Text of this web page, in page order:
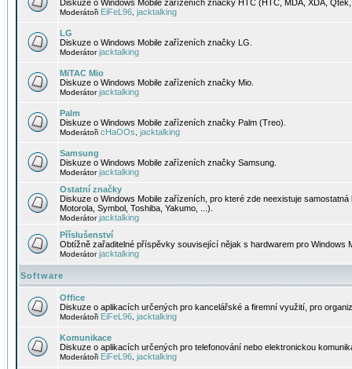
Diskuze o Windows Mobile zařízeních značky HTC (HTC, MDA, XDA,
Moderátoři EiFeL96 jacktalking
LG
Diskuze o Windows Mobile zařízeních značky LG.
Moderátorjacktalking
MiTAC Mio
Diskuze o Windows Mobile zařízeních značky Mio.
Moderátorjacktalking
Palm
Diskuze o Windows Mobile zařízeních značky Palm (Treo).
Moderátoři cHaOOs jacktalking
Samsung
Diskuze o Windows Mobile zařízeních značky Samsung.
Moderátorjacktalking
Ostatní značky
Diskuze o Windows Mobile zařízeních, pro které zde neexistuje
Motorola, Symbol, Toshiba, Yakumo, ...).
Moderátorjacktalking
Příslušenství
Obtížně zařaditelné příspěvky související nějak s hardwarem pro Windows
Moderátorjacktalking
Software
Office
Diskuze o aplikacích určených pro kancelářské a firemní využití, pro
Moderátoři EiFeL96 jacktalking
Komunikace
Diskuze o aplikacích určených pro telefonování nebo elektronickou
Moderátoři EiFeL96 jacktalking